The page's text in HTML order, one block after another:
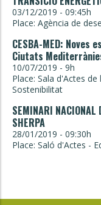
03/12/2019 - 09:45h
Place: Agència de
CESBA-MED:
Ciutats
10/07/2019 - 9h
Place: Sala d'Actes
Sostenibilitat
SEMINARI NACIONAL
SHERPA
28/01/2019 - 09:30h
Place: Saló d'Actes -